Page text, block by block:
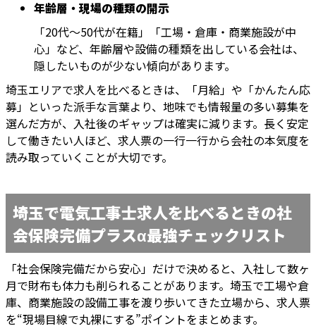
年齢層・現場の種類の開示
「20代～50代が在籍」「工場・倉庫・商業施設が中
心」など、年齢層や設備の種類を出している会社は、
隠したいものが少ない傾向があります。
埼玉エリアで求人を比べるときは、「月給」や「かんたん応
募」といった派手な言葉より、地味でも情報量の多い募集を
選んだ方が、入社後のギャップは確実に減ります。長く安定
して働きたい人ほど、求人票の一行一行から会社の本気度を
読み取っていくことが大切です。
埼玉で電気工事士求人を比べるときの社
会保険完備プラスα最強チェックリスト
「社会保険完備だから安心」だけで決めると、入社して数ヶ
月で財布も体力も削られることがあります。埼玉で工場や倉
庫、商業施設の設備工事を渡り歩いてきた立場から、求人票
を“現場目線で丸裸にする”ポイントをまとめます。